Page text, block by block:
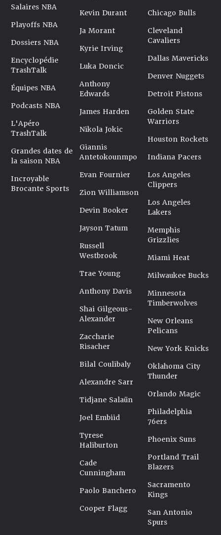
Salaires NBA
Playoffs NBA
Dossiers NBA
Encyclopédie
TrashTalk
Équipes NBA
Podcasts NBA
L'Apéro
TrashTalk
Grandes dates de
la saison NBA
Incroyable
Brocante Sports
Kevin Durant
Ja Morant
Kyrie Irving
Luka Doncic
Anthony
Edwards
James Harden
Nikola Jokic
Giannis
Antetokounmpo
Evan Fournier
Zion Williamson
Devin Booker
Jayson Tatum
Russell
Westbrook
Trae Young
Anthony Davis
Shai Gilgeous-
Alexander
Zaccharie
Risacher
Bilal Coulibaly
Alexandre Sarr
Tidjane Salaün
Joel Embiid
Tyrese
Haliburton
Cade
Cunningham
Paolo Banchero
Cooper Flagg
Chicago Bulls
Cleveland
Cavaliers
Dallas Mavericks
Denver Nuggets
Detroit Pistons
Golden State
Warriors
Houston Rockets
Indiana Pacers
Los Angeles
Clippers
Los Angeles
Lakers
Memphis
Grizzlies
Miami Heat
Milwaukee Bucks
Minnesota
Timberwolves
New Orleans
Pelicans
New York Knicks
Oklahoma City
Thunder
Orlando Magic
Philadelphia
76ers
Phoenix Suns
Portland Trail
Blazers
Sacramento
Kings
San Antonio
Spurs